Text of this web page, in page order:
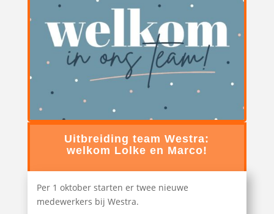
Uitbreiding team Westra:
welkom Lolke en Marco!
Per 1 oktober starten er twee nieuwe
medewerkers bij Westra.